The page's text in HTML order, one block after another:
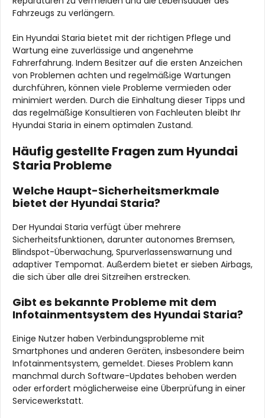
Fahrzeugs zu verlängern.
Ein Hyundai Staria bietet mit der richtigen Pflege und
Wartung eine zuverlässige und angenehme
Fahrerfahrung. Indem Besitzer auf die ersten Anzeichen
von Problemen achten und regelmäßige Wartungen
durchführen, können viele Probleme vermieden oder
minimiert werden. Durch die Einhaltung dieser Tipps und
das regelmäßige Konsultieren von Fachleuten bleibt Ihr
Hyundai Staria in einem optimalen Zustand.
Häufig gestellte Fragen zum Hyundai
Staria Probleme
Welche Haupt-Sicherheitsmerkmale
bietet der Hyundai Staria?
Der Hyundai Staria verfügt über mehrere
Sicherheitsfunktionen, darunter autonomes Bremsen,
Blindspot-Überwachung, Spurverlassenswarnung und
adaptiver Tempomat. Außerdem bietet er sieben Airbags,
die sich über alle drei Sitzreihen erstrecken.
Gibt es bekannte Probleme mit dem
Infotainmentsystem des Hyundai Staria?
Einige Nutzer haben Verbindungsprobleme mit
Smartphones und anderen Geräten, insbesondere beim
Infotainmentsystem, gemeldet. Dieses Problem kann
manchmal durch Software-Updates behoben werden
oder erfordert möglicherweise eine Überprüfung in einer
Servicewerkstatt.